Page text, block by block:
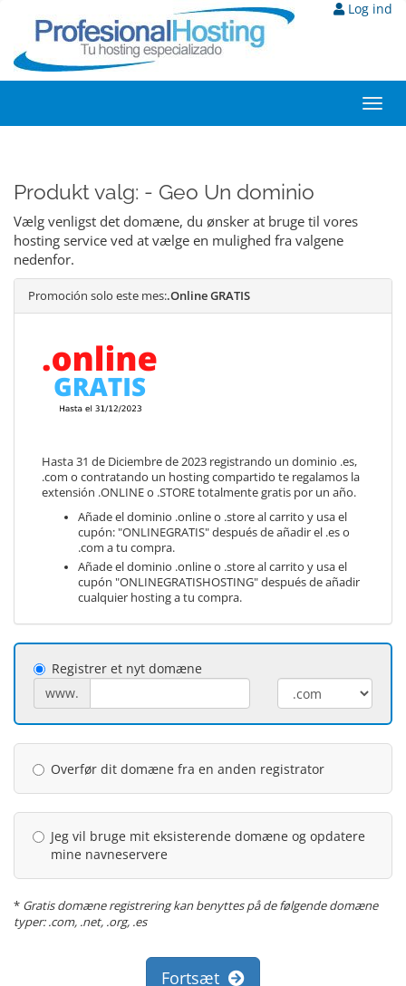
Log ind
Produkt valg: - Geo Un dominio
Vælg venligst det domæne, du ønsker at bruge til vores
hosting service ved at vælge en mulighed fra valgene
nedenfor.
Promoción solo este mes:.Online GRATIS
Hasta 31 de Diciembre de 2023 registrando un dominio .es,
.com o contratando un hosting compartido te regalamos la
extensión .ONLINE o .STORE totalmente gratis por un año.
Añade el dominio .online o .store al carrito y usa el
cupón: "ONLINEGRATIS" después de añadir el .es o
.com a tu compra.
Añade el dominio .online o .store al carrito y usa el
cupón "ONLINEGRATISHOSTING" después de añadir
cualquier hosting a tu compra.
Registrer et nyt domæne
www.
Overfør dit domæne fra en anden registrator
Jeg vil bruge mit eksisterende domæne og opdatere
mine navneservere
* Gratis domæne registrering kan benyttes på de følgende domæne
typer: .com, .net, .org, .es
Fortsæt